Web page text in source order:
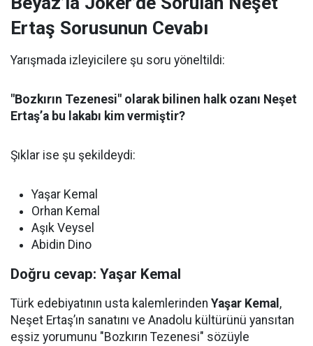
Ertaş Sorusunun Cevabı
Yarışmada izleyicilere şu soru yöneltildi:
"Bozkırın Tezenesi" olarak bilinen halk ozanı Neşet
Ertaş’a bu lakabı kim vermiştir?
Şıklar ise şu şekildeydi:
Yaşar Kemal
Orhan Kemal
Aşık Veysel
Abidin Dino
Doğru cevap: Yaşar Kemal
Türk edebiyatının usta kalemlerinden Yaşar Kemal ,
Neşet Ertaş’ın sanatını ve Anadolu kültürünü yansıtan
eşsiz yorumunu "Bozkırın Tezenesi" sözüyle